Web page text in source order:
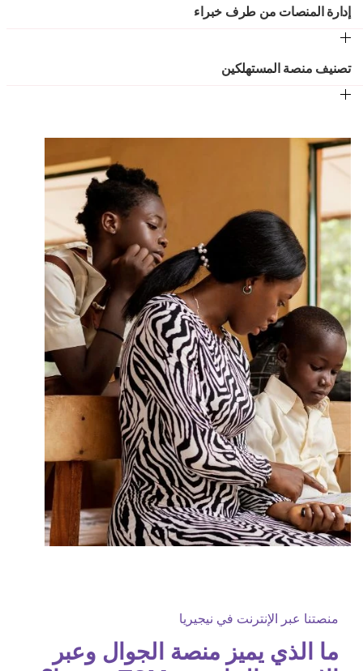
إدارة المنصات من طرف خبراء
تصنيف منصة المستهلكين
منصتنا عبر الإنترنت في نيجيريا
ما الذي يميز منصة الجوال وعبر